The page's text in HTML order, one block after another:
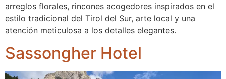
arreglos florales, rincones acogedores inspirados en el
estilo tradicional del Tirol del Sur, arte local y una
atención meticulosa a los detalles elegantes.
Sassongher Hotel